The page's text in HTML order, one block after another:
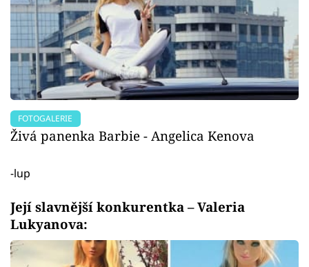
FOTOGALERIE
Živá panenka Barbie - Angelica Kenova
-lup
Její slavnější konkurentka – Valeria
Lukyanova: